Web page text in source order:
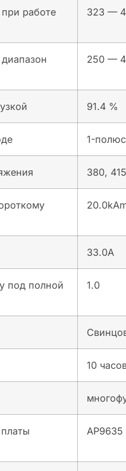
работе
323 —
250 —
91.4 %
1-
380, 415
33.0A
под полной
1.0
10
AP9635